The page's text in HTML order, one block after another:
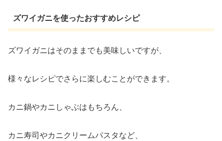
ズワイガニを使ったおすすめレシピ
ズワイガニはそのままでも美味しいですが、
様々なレシピでさらに楽しむことができます。
カニ鍋やカニしゃぶはもちろん、
カニ寿司やカニクリームパスタなど、